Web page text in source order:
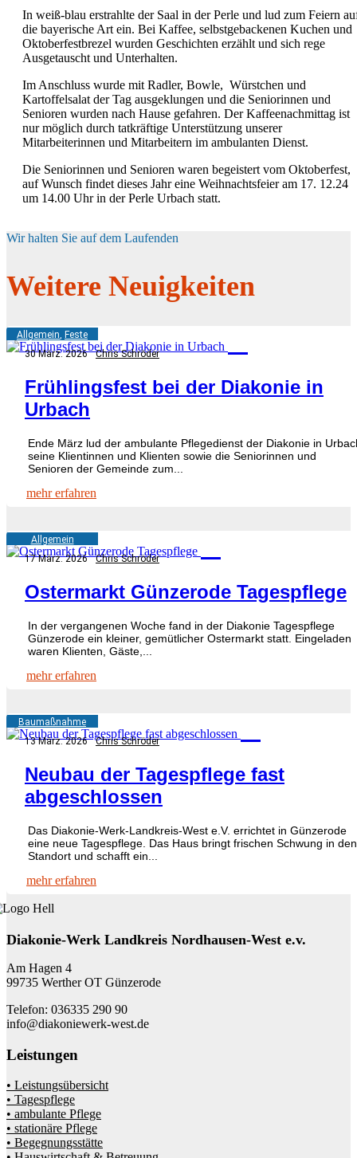
In weiß-blau erstrahlte der Saal in der Perle und lud zum Feiern
die bayerische Art ein. Bei Kaffee, selbstgebackenen Kuchen und
Oktoberfestbrezel wurden Geschichten erzählt und sich rege
Ausgetauscht und Unterhalten.
Im Anschluss wurde mit Radler, Bowle, Würstchen und
Kartoffelsalat der Tag ausgeklungen und die Seniorinnen und
Senioren wurden nach Hause gefahren. Der Kaffeenachmittag ist
nur möglich durch tatkräftige Unterstützung unserer
Mitarbeiterinnen und Mitarbeitern im ambulanten Dienst.
Die Seniorinnen und Senioren waren begeistert vom Oktoberfest,
auf Wunsch findet dieses Jahr eine Weihnachtsfeier am 17. 12.24
um 14.00 Uhr in der Perle Urbach statt.
Wir halten Sie auf dem Laufenden
Weitere Neuigkeiten
Allgemein, Feste
30 März. 2026
Chris Schröder
Frühlingsfest bei der Diakonie in
Urbach
Ende März lud der ambulante Pflegedienst der Diakonie in
seine Klientinnen und Klienten sowie die Seniorinnen und
Senioren der Gemeinde zum...
mehr erfahren
Allgemein
17 März. 2026
Chris Schröder
Ostermarkt Günzerode Tagespflege
In der vergangenen Woche fand in der Diakonie Tagespflege
Günzerode ein kleiner, gemütlicher Ostermarkt statt. Eingeladen
waren Klienten, Gäste,...
mehr erfahren
Baumaßnahme
13 März. 2026
Chris Schröder
Neubau der Tagespflege fast
abgeschlossen
Das Diakonie-Werk-Landkreis-West e.V. errichtet in Günzerode
eine neue Tagespflege. Das Haus bringt frischen Schwung in den
Standort und schafft ein...
mehr erfahren
Diakonie-Werk Landkreis Nordhausen-West e.v.
Am Hagen 4
99735 Werther OT Günzerode
Telefon: 036335 290 90
info@diakoniewerk-west.de
Leistungen
• Leistungsübersicht
• Tagespflege
• ambulante Pflege
• stationäre Pflege
• Begegnungsstätte